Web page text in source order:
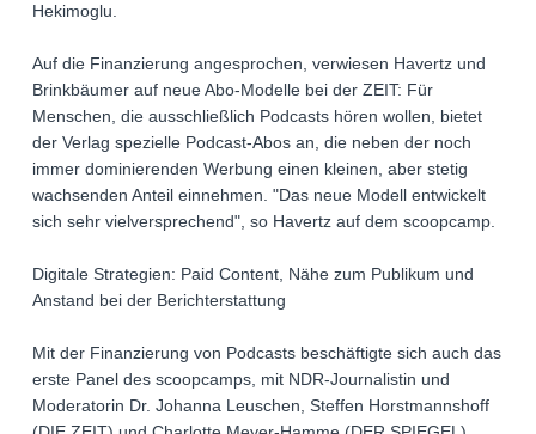
Hekimoglu.
Auf die Finanzierung angesprochen, verwiesen Havertz und
Brinkbäumer auf neue Abo-Modelle bei der ZEIT: Für
Menschen, die ausschließlich Podcasts hören wollen, bietet
der Verlag spezielle Podcast-Abos an, die neben der noch
immer dominierenden Werbung einen kleinen, aber stetig
wachsenden Anteil einnehmen. "Das neue Modell entwickelt
sich sehr vielversprechend", so Havertz auf dem scoopcamp.
Digitale Strategien: Paid Content, Nähe zum Publikum und
Anstand bei der Berichterstattung
Mit der Finanzierung von Podcasts beschäftigte sich auch das
erste Panel des scoopcamps, mit NDR-Journalistin und
Moderatorin Dr. Johanna Leuschen, Steffen Horstmannshoff